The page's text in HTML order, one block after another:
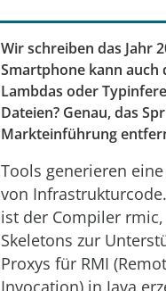
Wir schreiben das Jahr
Smartphone kann auch
Lambdas oder
Dateien? Genau, das
Markteinführung
Tools generieren
von
ist der Compiler
Skeletons zur
Proxys für RMI
Invocation) in Java